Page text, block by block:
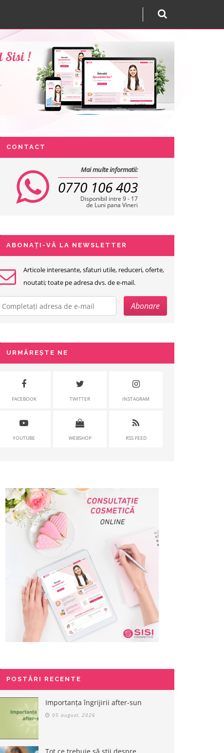
CONTACT
Mai multe informatii:
0770 106 403
Disponibil intre 9 - 17
de Luni pana Vineri
ABONAȚI-VĂ LA NEWSLETTER
Articole interesante, sfaturi utile, reduceri, oferte,
noutati; toate pe adresa dvs. de e-mail.
URMĂREȘTE NE
FACEBOOK TWITTER INSTAGRAM
YOUTUBE WEBSHOP RSS FEED
POSTĂRI RECENTE
Importanța îngrijirii after-sun
05 august, 2026